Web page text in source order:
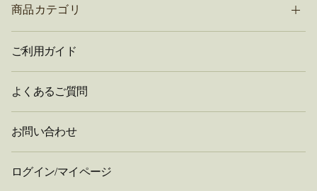
商品カテゴリ
ご利用ガイド
よくあるご質問
お問い合わせ
ログイン/マイページ